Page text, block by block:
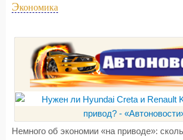
Экономика
Немного об экономии «на приводе»: